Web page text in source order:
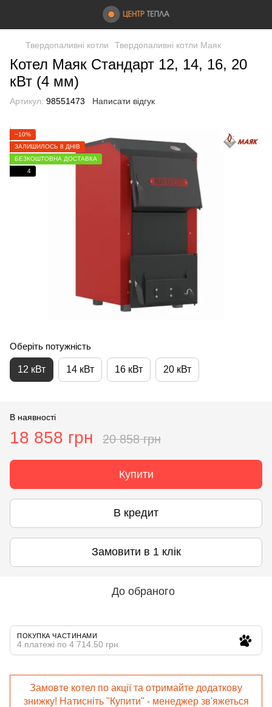
Твердопаливні котли Твердопаливні котли Маяк
Котел Маяк Стандарт 12, 14, 16, 20
кВт (4 мм)
Артикул: 98551473 Написати відгук
−10%
ЗАЛИШИЛОСЬ 8 ДНІВ
БЕЗКОШТОВНА ДОСТАВКА
4
Оберіть потужність
12 кВт 14 кВт 16 кВт 20 кВт
В наявності
18 858 грн 20 858 грн
Купити
В кредит
Замовити в 1 клік
До обраного
ПОКУПКА ЧАСТИНАМИ
4 платежі по 4 714.50 грн
Замовте котел по акції та отримайте додаткову
знижку! Натисніть "Купити" - менеджер зв'яжеться